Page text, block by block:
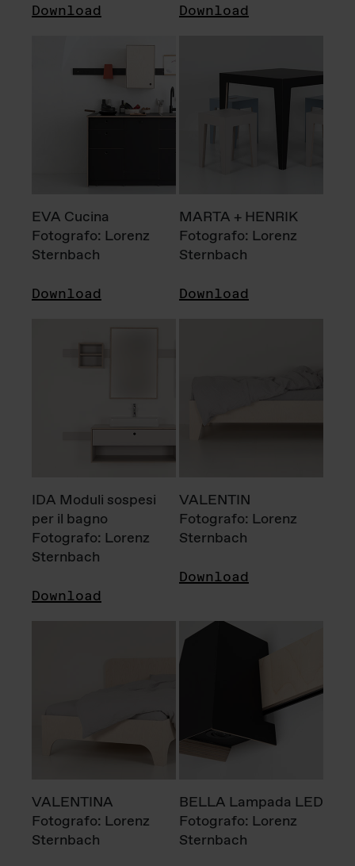
Download Download
EVA Cucina
Fotografo: Lorenz
Sternbach
Download
MARTA + HENRIK
Fotografo: Lorenz
Sternbach
Download
IDA Moduli sospesi
per il bagno
Fotografo: Lorenz
Sternbach
Download
VALENTIN
Fotografo: Lorenz
Sternbach
Download
VALENTINA
Fotografo: Lorenz
Sternbach
BELLA Lampada LED
Fotografo: Lorenz
Sternbach